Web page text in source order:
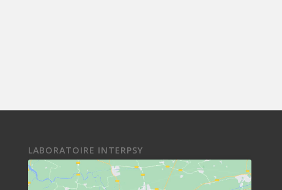
LABORATOIRE INTERPSY